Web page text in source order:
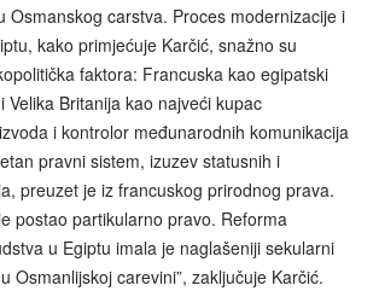
Osmanskog carstva. Proces modernizacije i
kako primjećuje Karčić, snažno su
faktora: Francuska kao egipatski
Velika Britanija kao najveći kupac
i kontrolor međunarodnih komunikacija
pravni sistem, izuzev statusnih i
preuzet je iz francuskog prirodnog prava.
postao partikularno pravo. Reforma
u Egiptu imala je naglašeniji sekularni
Osmanlijskoj carevini”, zaključuje Karčić.